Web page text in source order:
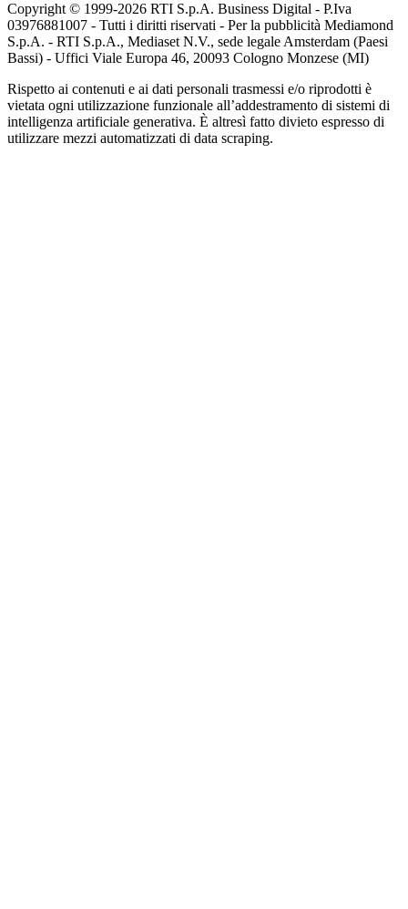
Copyright © 1999-2026 RTI S.p.A. Business Digital - P.Iva
03976881007 - Tutti i diritti riservati - Per la pubblicità Mediamond
S.p.A. - RTI S.p.A., Mediaset N.V., sede legale Amsterdam (Paesi
Bassi) - Uffici Viale Europa 46, 20093 Cologno Monzese (MI)
Rispetto ai contenuti e ai dati personali trasmessi e/o riprodotti è
vietata ogni utilizzazione funzionale all’addestramento di sistemi di
intelligenza artificiale generativa. È altresì fatto divieto espresso di
utilizzare mezzi automatizzati di data scraping.